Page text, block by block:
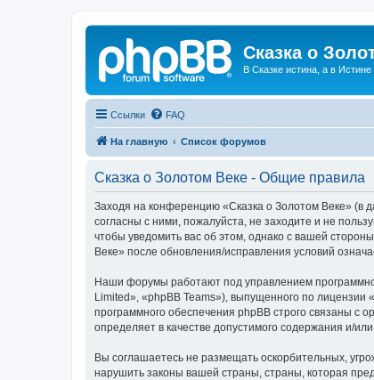
Сказка о
В Сказке истина, а в Истине
Ссылки FAQ
На главную Список форумов
Сказка о Золотом Веке - Общие правила
Заходя на конференцию «Сказка о Золотом Веке» (в
согласны с ними, пожалуйста, не заходите и не
чтобы уведомить вас об этом, однако с вашей
Веке» после обновления/исправления условий
Наши форумы работают под управлением
Limited», «phpBB Teams»), выпущенного по лицензии «
программного обеспечения phpBB строго связаны с
определяет в качестве допустимого содержания и/
Вы соглашаетесь не размещать оскорбительных,
нарушить законы вашей страны, страны, которая